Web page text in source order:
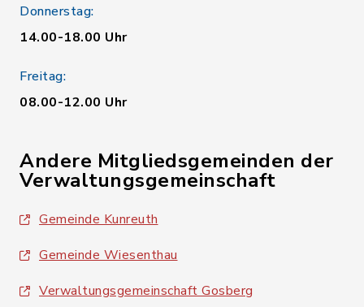
Donnerstag:
14.00-18.00 Uhr
Freitag:
08.00-12.00 Uhr
Andere Mitgliedsgemeinden der
Verwaltungsgemeinschaft
Gemeinde Kunreuth
Gemeinde Wiesenthau
Verwaltungsgemeinschaft Gosberg